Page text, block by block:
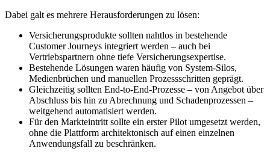
Dabei galt es mehrere Herausforderungen zu lösen:
Versicherungsprodukte sollten nahtlos in bestehende
Customer Journeys integriert werden – auch bei
Vertriebspartnern ohne tiefe Versicherungsexpertise.
Bestehende Lösungen waren häufig von System-Silos,
Medienbrüchen und manuellen Prozessschritten geprägt.
Gleichzeitig sollten End-to-End-Prozesse – von Angebot über
Abschluss bis hin zu Abrechnung und Schadenprozessen –
weitgehend automatisiert werden.
Für den Markteintritt sollte ein erster Pilot umgesetzt werden,
ohne die Plattform architektonisch auf einen einzelnen
Anwendungsfall zu beschränken.